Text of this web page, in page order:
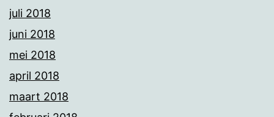
juli 2018
juni 2018
mei 2018
april 2018
maart 2018